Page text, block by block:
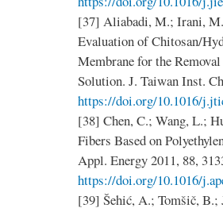
[37] Aliabadi, M.; Irani,
Evaluation of Chitosan/
Membrane for the
Solution. J. Taiwan Inst.
https://doi.org/10.1016/
[38] Chen, C.; Wang, L.;
Fibers Based on
Appl. Energy 2011, 88,
https://doi.org/10.1016/
[39] Šehić, A.; Tomšič,